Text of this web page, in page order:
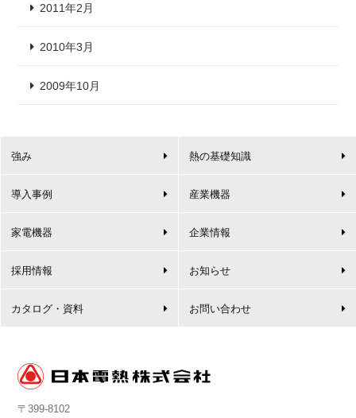
2011年2月
2010年3月
2009年10月
強み 熱の基礎知識
導入事例 産業機器
家電機器 企業情報
採用情報 お知らせ
カタログ・資料 お問い合わせ
〒399-8102